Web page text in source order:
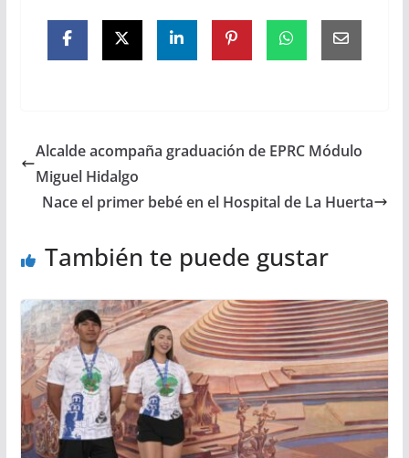
Alcalde acompaña graduación de EPRC Módulo
Miguel Hidalgo
Nace el primer bebé en el Hospital de La Huerta
También te puede gustar